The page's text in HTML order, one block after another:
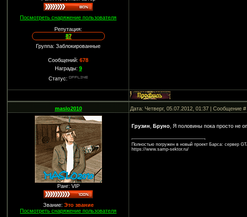
Посмотреть снаряжение пользователя
Репутация:
87
Группа: Заблокированные
Сообщений:678
Награды: 9
Статус:
maslo2010 Дата: Четверг, 05.07.2012, 01:37 | Сообщение
Ранг: VIP
Звание: Это звание
Посмотреть снаряжение пользователя
Грузин ,Бруно , Я половины пока просто не
Полностью погружен в новый проект Барса: сервер
https://www.samp-sektor.ru/